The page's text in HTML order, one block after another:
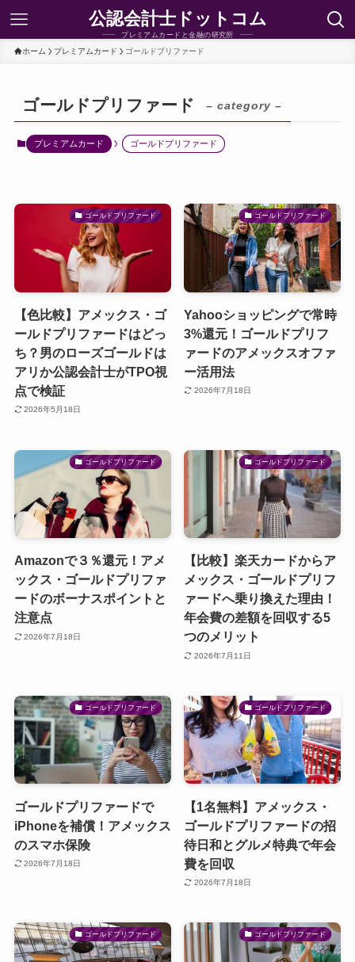
公認会計士ドットコム
プレミアムカードと金融の研究所
ホーム プレミアムカード ゴールドプリファード
ゴールドプリファード – category –
プレミアムカード ゴールドプリファード
ゴールドプリファード
【色比較】アメックス・ゴ
ールドプリファードはどっ
ち？男のローズゴールドは
アリか公認会計士がTPO視
点で検証
2026年5月18日
ゴールドプリファード
Yahooショッピングで常時
3%還元！ゴールドプリフ
ァードのアメックスオファ
ー活用法
2026年7月18日
ゴールドプリファード
Amazonで３％還元！アメ
ックス・ゴールドプリファ
ードのボーナスポイントと
注意点
2026年7月18日
ゴールドプリファード
【比較】楽天カードからア
メックス・ゴールドプリフ
ァードへ乗り換えた理由！
年会費の差額を回収する5
つのメリット
2026年7月11日
ゴールドプリファード
ゴールドプリファードで
iPhoneを補償！アメックス
のスマホ保険
2026年7月18日
ゴールドプリファード
【1名無料】アメックス・
ゴールドプリファードの招
待日和とグルメ特典で年会
費を回収
2026年7月18日
ゴールドプリファード ゴールドプリファード